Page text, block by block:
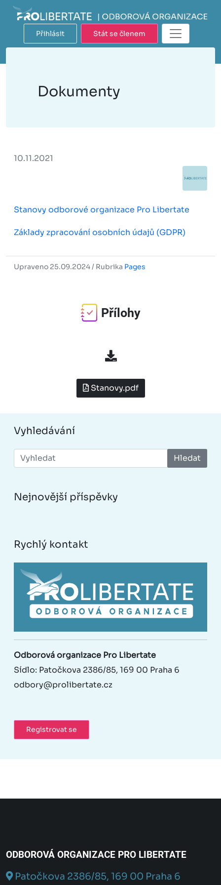
Přihlásit Stát se členem
Dokumenty
10.11.2021
Stanovy odborové organizace Pro Libertate
Základy zpracování osobních údajů (GDPR)
Upraveno 25.09.2024 / Rubrika Pages
Přílohy
Stanovy.pdf
Vyhledávání
Hledat
Nejnovější příspěvky
Rychlý kontakt
Odborová organizace Pro Libertate
Sídlo: Patočkova 2386/85, 169 00 Praha 6
odbory@prolibertate.cz
Registrovat se
ODBOROVÁ ORGANIZACE PRO LIBERTATE
Patočkova 2386/85, 169 00 Praha 6